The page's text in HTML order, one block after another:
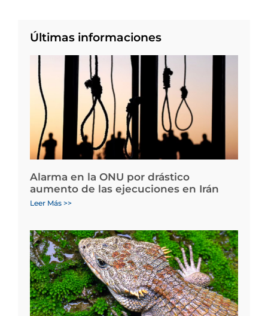
Últimas informaciones
Alarma en la ONU por drástico
aumento de las ejecuciones en Irán
Leer Más >>